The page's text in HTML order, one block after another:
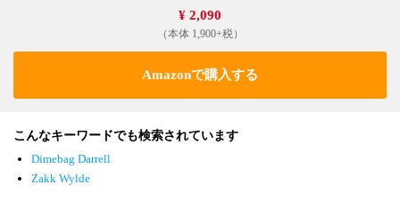
¥ 2,090
（本体 1,900+税）
Amazonで購入する
こんなキーワードでも検索されています
Dimebag Darrell
Zakk Wylde